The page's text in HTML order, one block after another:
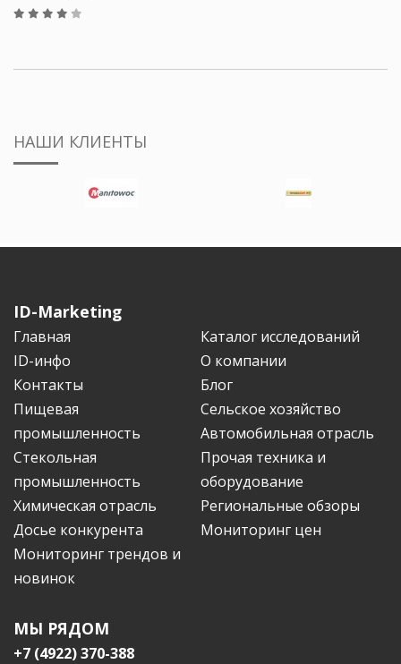
НАШИ КЛИЕНТЫ
ID-Marketing
Главная
Каталог исследований
ID-инфо
О компании
Контакты
Блог
Пищевая
промышленность
Сельское хозяйство
Автомобильная отрасль
Стекольная
промышленность
Прочая техника и
оборудование
Химическая отрасль
Региональные обзоры
Досье конкурента
Мониторинг цен
Мониторинг трендов и
новинок
МЫ РЯДОМ
+7 (4922) 370-388